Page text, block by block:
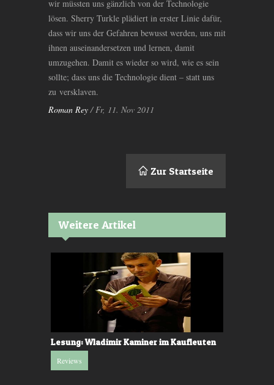
wir müssten uns gänzlich von der Technologie
lösen. Sherry Turkle plädiert in erster Linie dafür,
dass wir uns der Gefahren bewusst werden, uns mit
ihnen auseinandersetzen und lernen, damit
umzugehen. Damit es wieder so wird, wie es sein
sollte; dass uns die Technologie dient – statt uns
zu versklaven.
Roman Rey / Fr, 11. Nov 2011
Zur Startseite
Weitere Artikel
Lesung: Wladimir Kaminer im Kaufleuten
Reviews